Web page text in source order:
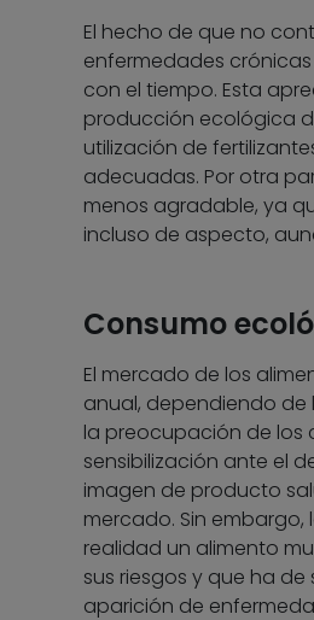
El hecho de que no
enfermedades
con el tiempo. Esta
producción ecológica
utilización de
adecuadas. Por otra
menos agradable, ya
incluso de aspecto,
Consumo
El mercado de los
anual, dependiendo de
la preocupación de los
sensibilización ante el
imagen de producto
mercado. Sin
realidad un alimento
sus riesgos y que ha
aparición de